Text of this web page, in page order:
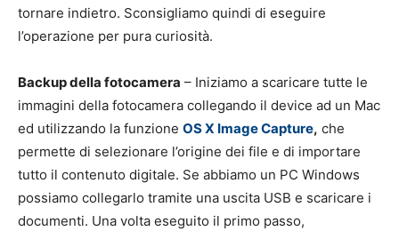
tornare indietro. Sconsigliamo quindi di eseguire
l’operazione per pura curiosità.
Backup della fotocamera – Iniziamo a scaricare tutte le
immagini della fotocamera collegando il device ad un Mac
ed utilizzando la funzione OS X Image Capture, che
permette di selezionare l’origine dei file e di importare
tutto il contenuto digitale. Se abbiamo un PC Windows
possiamo collegarlo tramite una uscita USB e scaricare i
documenti. Una volta eseguito il primo passo,